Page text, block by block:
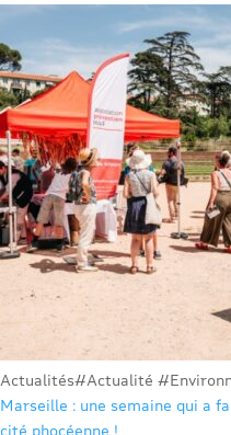
Actualités#Actualité
Marseille : une semaine qui a
cité phocéenne !